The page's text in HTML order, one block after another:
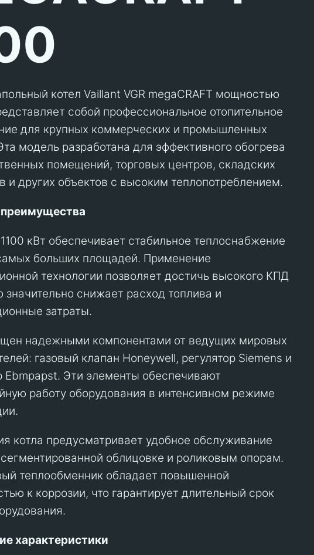
котел Vaillant VGR megaCRAFT мощностью
собой профессиональное отопительное
для крупных коммерческих и промышленных
модель разработана для эффективного обогрева
помещений, торговых центров, складских
и других объектов с высоким теплопотреблением.
кВт обеспечивает стабильное теплоснабжение
больших площадей. Применение
технологии позволяет достичь высокого КПД
значительно снижает расход топлива и
затраты.
надежными компонентами от ведущих мировых
газовый клапан Honeywell, регулятор Siemens и
Ebmpapst. Эти элементы обеспечивают
работу оборудования в интенсивном режиме
котла предусматривает удобное обслуживание
облицовке и роликовым опорам.
теплообменник обладает повышенной
к коррозии, что гарантирует длительный срок
характеристики